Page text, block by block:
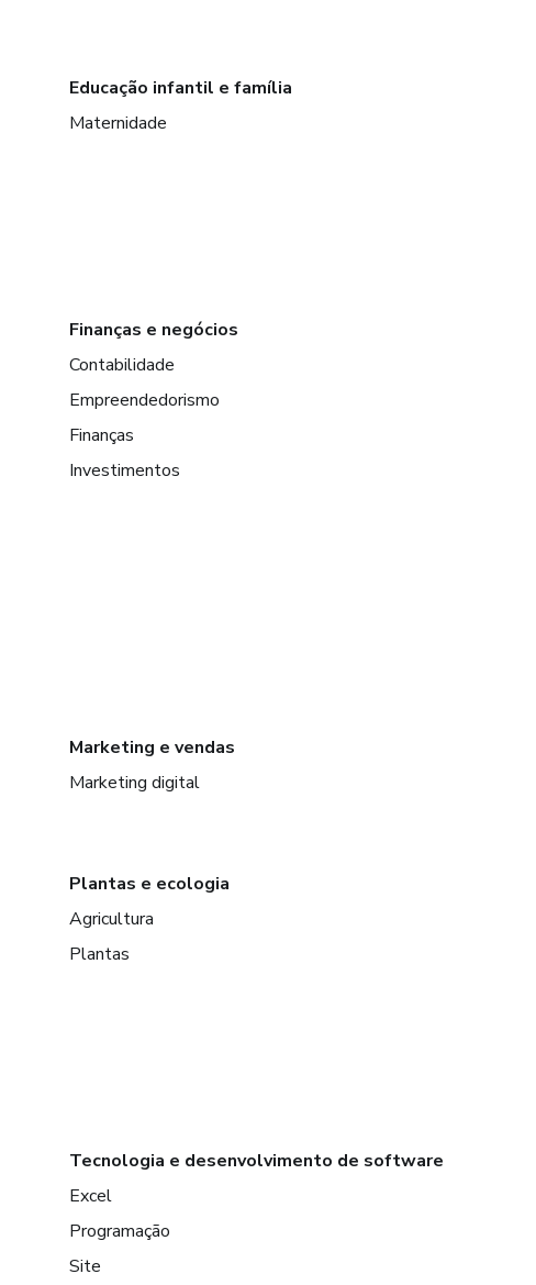
Educação infantil e família
Maternidade
Finanças e negócios
Contabilidade
Empreendedorismo
Finanças
Investimentos
Marketing e vendas
Marketing digital
Plantas e ecologia
Agricultura
Plantas
Tecnologia e desenvolvimento de software
Excel
Programação
Site